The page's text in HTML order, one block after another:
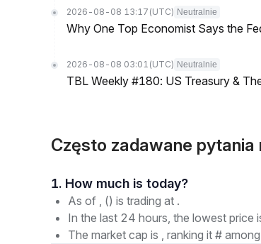
2026-08-08 13:17 (UTC) Neutralnie
Why One Top Economist Says the
2026-08-08 03:01 (UTC) Neutralnie
TBL Weekly #180: US Treasury &
Często zadawane
1. How much is today?
As of , () is trading at .
In the last 24 hours, the lowest price
The market cap is , ranking it #